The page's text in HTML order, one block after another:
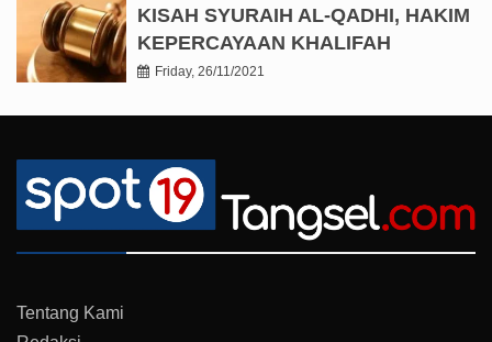
KISAH SYURAIH AL-QADHI, HAKIM
KEPERCAYAAN KHALIFAH
Friday, 26/11/2021
Tentang Kami